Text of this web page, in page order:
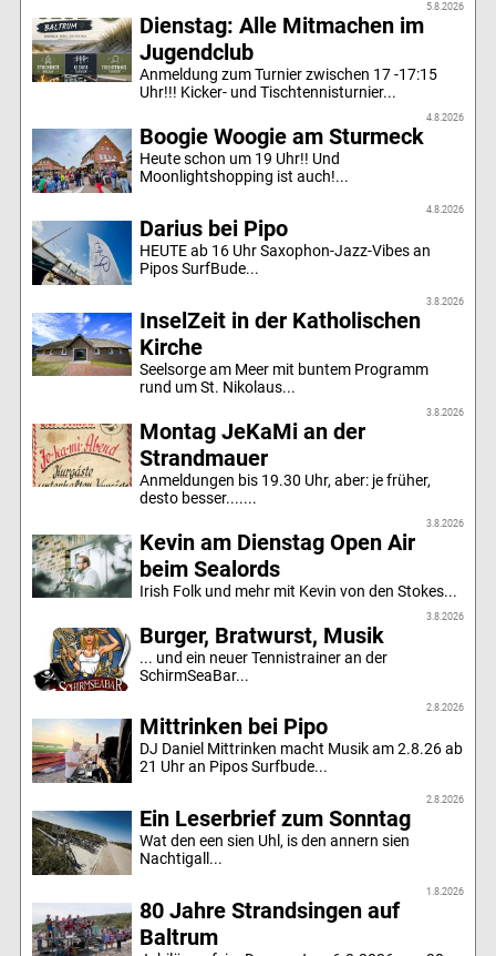
5.8.2026
Dienstag: Alle Mitmachen im
Jugendclub
Anmeldung zum Turnier zwischen 17 -17:15
Uhr!!! Kicker- und Tischtennisturnier...
4.8.2026
Boogie Woogie am Sturmeck
Heute schon um 19 Uhr!! Und
Moonlightshopping ist auch!...
4.8.2026
Darius bei Pipo
HEUTE ab 16 Uhr Saxophon-Jazz-Vibes an
Pipos SurfBude...
3.8.2026
InselZeit in der Katholischen
Kirche
Seelsorge am Meer mit buntem Programm
rund um St. Nikolaus...
3.8.2026
Montag JeKaMi an der
Strandmauer
Anmeldungen bis 19.30 Uhr, aber: je früher,
desto besser.......
3.8.2026
Kevin am Dienstag Open Air
beim Sealords
Irish Folk und mehr mit Kevin von den Stokes...
3.8.2026
Burger, Bratwurst, Musik
... und ein neuer Tennistrainer an der
SchirmSeaBar...
2.8.2026
Mittrinken bei Pipo
DJ Daniel Mittrinken macht Musik am 2.8.26 ab
21 Uhr an Pipos Surfbude...
2.8.2026
Ein Leserbrief zum Sonntag
Wat den een sien Uhl, is den annern sien
Nachtigall...
1.8.2026
80 Jahre Strandsingen auf
Baltrum